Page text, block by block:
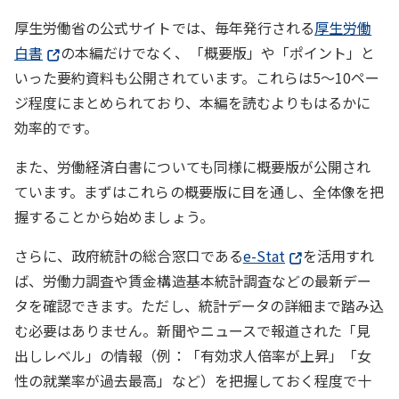
厚生労働省の公式サイトでは、毎年発行される厚生労働
白書
の本編だけでなく、「概要版」や「ポイント」と
いった要約資料も公開されています。これらは5～10ペー
ジ程度にまとめられており、本編を読むよりもはるかに
効率的です。
また、労働経済白書についても同様に概要版が公開され
ています。まずはこれらの概要版に目を通し、全体像を把
握することから始めましょう。
さらに、政府統計の総合窓口であるe-Stat
を活用すれ
ば、労働力調査や賃金構造基本統計調査などの最新デー
タを確認できます。ただし、統計データの詳細まで踏み込
む必要はありません。新聞やニュースで報道された「見
出しレベル」の情報（例：「有効求人倍率が上昇」「女
性の就業率が過去最高」など）を把握しておく程度で十